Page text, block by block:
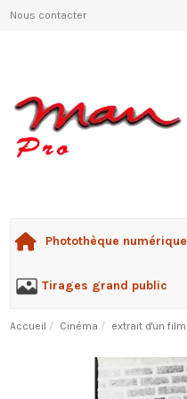
Nous contacter
Photothèque numérique
Tirages grand public
Accueil Cinéma extrait d'un